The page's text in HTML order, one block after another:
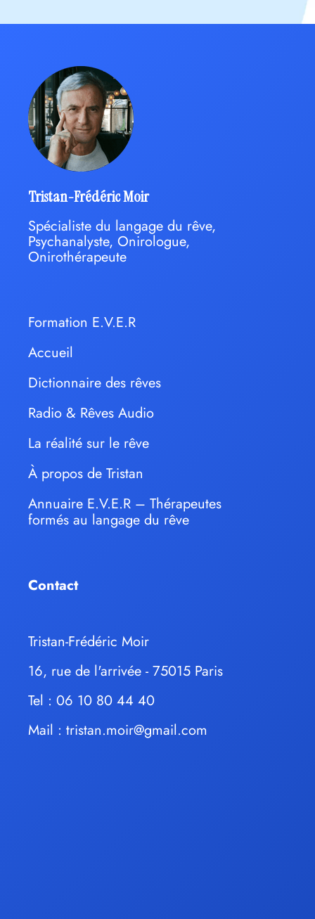
Tristan-Frédéric Moir
Spécialiste du langage du rêve,
Psychanalyste, Onirologue,
Onirothérapeute
Formation E.V.E.R
Accueil
Dictionnaire des rêves
Radio & Rêves Audio
La réalité sur le rêve
À propos de Tristan
Annuaire E.V.E.R – Thérapeutes
formés au langage du rêve
Contact
Tristan-Frédéric Moir
16, rue de l'arrivée - 75015 Paris
Tel : 06 10 80 44 40
Mail : tristan.moir@gmail.com